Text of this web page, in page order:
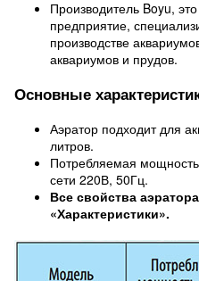
Производитель Boyu,
предприятие,
производстве
аквариумов и прудов.
Основные
Аэратор подходит для
литров.
Потребляемая
сети 220В, 50Гц.
Все свойства
«Характеристики».